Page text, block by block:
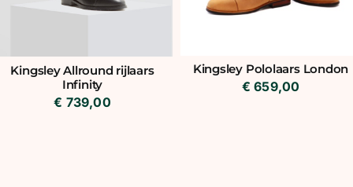
Kingsley Allround rijlaars
Infinity
€ 739,00
Kingsley Pololaars London
€ 659,00